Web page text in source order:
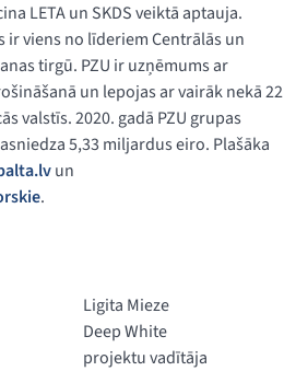
LETA un SKDS veiktā aptauja.
ir viens no līderiem Centrālās un
tirgū. PZU ir uzņēmums ar
un lepojas ar vairāk nekā 22
valstīs. 2020. gadā PZU grupas
5,33 miljardus eiro. Plašāka
un
.
Ligita Mieze
Deep White
projektu vadītāja